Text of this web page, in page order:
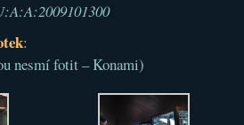
:
nesmí fotit – Konami)